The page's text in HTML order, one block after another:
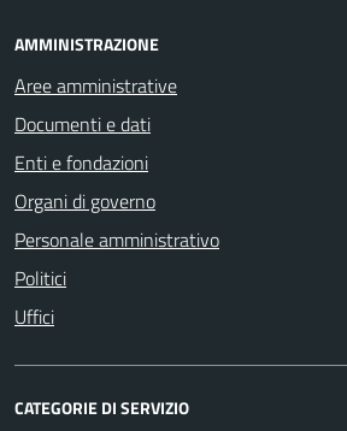
AMMINISTRAZIONE
Aree amministrative
Documenti e dati
Enti e fondazioni
Organi di governo
Personale amministrativo
Politici
Uffici
CATEGORIE DI SERVIZIO